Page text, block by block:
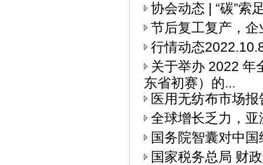
协会动态 | “碳”
节后复工复产，
行情动态
关于举办 2022 年
东省初赛）的...
医用无纺布市场报
全球增长乏力，
国务院智囊对中
国家税务总局 财